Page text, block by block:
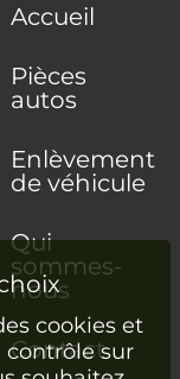
Accueil
Pièces
autos
Enlèvement
de véhicule
Qui
sommes-
nous
Contact
cookies et
contrôle sur